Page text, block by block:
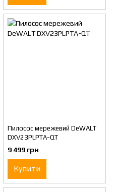
Пилосос мережевий DeWALT
DXV23PLPTA-QT
9 499 грн
Купити